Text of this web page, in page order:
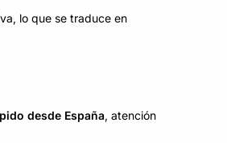
lo que se traduce en
desde España, atención